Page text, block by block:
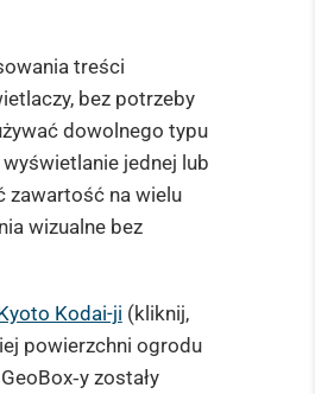
treści
bez potrzeby
dowolnego typu
jednej lub
zawartość na wielu
wizualne bez
Kodai-ji (kliknij,
powierzchni ogrodu
zostały